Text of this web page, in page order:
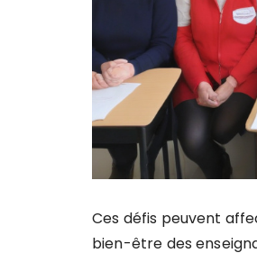
Ces défis peuvent
bien-être des